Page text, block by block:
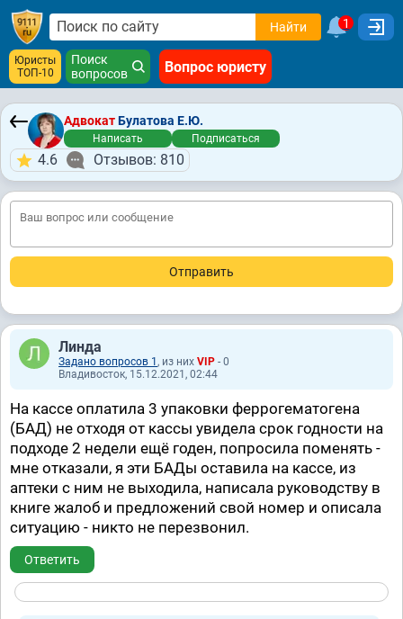
Найти 1
Юристы
ТОП-10
Поиск
вопросов
Вопрос юристу
АдвокатБулатова Е.Ю.
Написать Подписаться
4.6 Отзывов: 810
Линда
Задано вопросов 1 , из них VIP - 0
Владивосток, 15.12.2021, 02:44
На кассе оплатила 3 упаковки феррогематогена
(БАД) не отходя от кассы увидела срок годности на
подходе 2 недели ещё годен, попросила поменять -
мне отказали, я эти БАДы оставила на кассе, из
аптеки с ним не выходила, написала руководству в
книге жалоб и предложений свой номер и описала
ситуацию - никто не перезвонил.
Ответить